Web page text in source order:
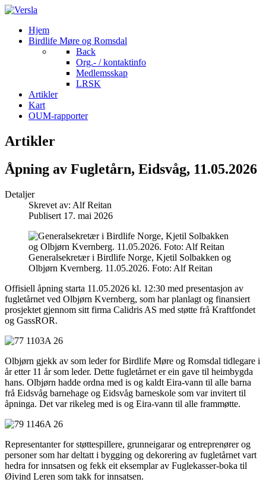
Hjem
Birdlife Møre og Romsdal
Back
Org.- / kontaktinfo
Medlemsskap
LRSK
Artikler
Kart
OUM-rapporter
Artikler
Åpning av Fugletårn, Eidsvåg, 11.05.2026
Detaljer
Skrevet av: Alf Reitan
Publisert 17. mai 2026
Generalsekretær i Birdlife Norge, Kjetil Solbakken og
Olbjørn Kvernberg. 11.05.2026. Foto: Alf Reitan
Offisiell åpning starta 11.05.2026 kl. 12:30 med presentasjon av
fugletårnet ved Olbjørn Kvernberg, som har planlagt og finansiert
prosjektet gjennom sitt firma Calidris AS med støtte frå Kraftfondet
og GassROR.
Olbjørn gjekk av som leder for Birdlife Møre og Romsdal tidlegare i
år etter 11 år som leder. Dette fugletårnet er ein gave til heimbygda
hans. Olbjørn hadde ordna med is og kaldt Eira-vann til alle barna
frå Eidsvåg barnehage og Eidsvåg barneskole som var invitert til
åpninga. Det var rikeleg med is og Eira-vann til alle frammøtte.
Representanter for støttespillere, grunneigarar og entreprenører og
personer som har deltatt i bygging og dekorering av fugletårnet vart
hedra for innsatsen og fekk eit eksemplar av Fuglekasser-boka til
Øivind Leren som takk for innsatsen.